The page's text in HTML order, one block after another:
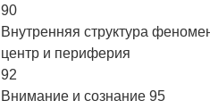
90
Внутренняя структура
центр и периферия
92
Внимание и сознание 95